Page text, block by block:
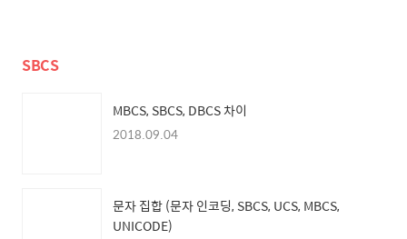
SBCS
MBCS, SBCS, DBCS 차이
2018.09.04
문자 집합 (문자 인코딩, SBCS, UCS, MBCS,
UNICODE)